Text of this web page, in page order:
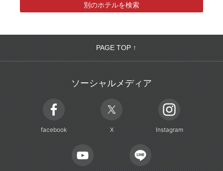
別のホテルを検索
PAGE TOP ↑
ソーシャルメディア
facebook X Instagram